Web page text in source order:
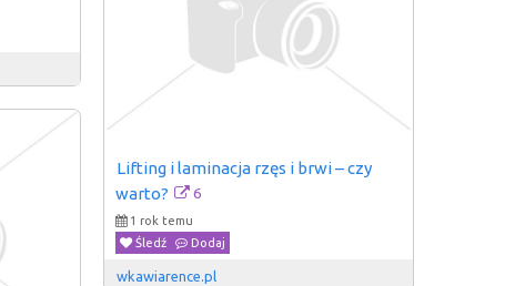
Lifting i laminacja rzęs i brwi – czy
warto?
6
1 rok temu
Śledź
Dodaj
wkawiarence.pl